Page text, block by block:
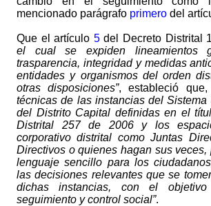
mencionado parágrafo primero del
Que el artículo 5del Decreto Distrital
el cual se expiden lineamientos
trasparencia, integridad y medidas
entidades y organismos del orden
otras disposiciones”, estableció que,
técnicas de las instancias del
del Distrito Capital definidas en el
Distrital 257 de 2006 y los
corporativo distrital como Juntas
Directivos o quienes hagan sus
lenguaje sencillo para los
las decisiones relevantes que se
dichas instancias, con el
seguimiento y control social”.